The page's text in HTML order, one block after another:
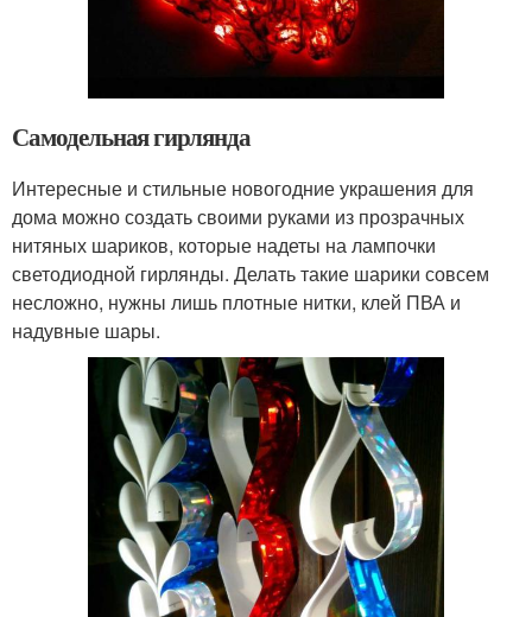
Самодельная гирлянда
Интересные и стильные новогодние украшения для
дома можно создать своими руками из прозрачных
нитяных шариков, которые надеты на лампочки
светодиодной гирлянды. Делать такие шарики совсем
несложно, нужны лишь плотные нитки, клей ПВА и
надувные шары.